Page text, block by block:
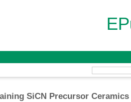
SiCN Precursor